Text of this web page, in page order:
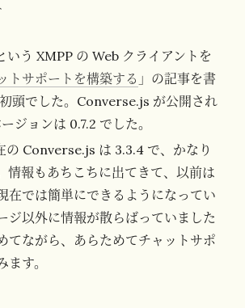
いう XMPP の Web クライアントを
トサポートを構築する 」の記事を書
頭でした。Converse.js が公開され
ジョンは 0.7.2 でした。
の Converse.js は 3.3.4 で、かなり
情報もあちこちに出てきて、以前は
在では簡単にできるようになってい
ジ以外に情報が散らばっていました
てながら、あらためてチャットサポ
す。